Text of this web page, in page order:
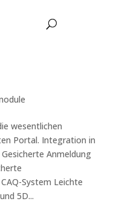
wesentlichen
Portal. Integration in
Anmeldung
System Leichte
5D...